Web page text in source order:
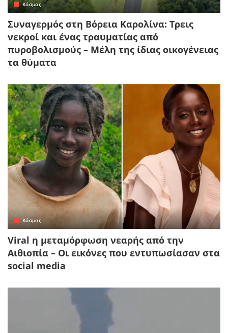
Κόσμος
Συναγερμός στη Βόρεια Καρολίνα: Τρεις
νεκροί και ένας τραυματίας από
πυροβολισμούς – Μέλη της ίδιας οικογένειας
τα θύματα
Κόσμος
Viral η μεταμόρφωση νεαρής από την
Αιθιοπία – Οι εικόνες που εντυπωσίασαν στα
social media